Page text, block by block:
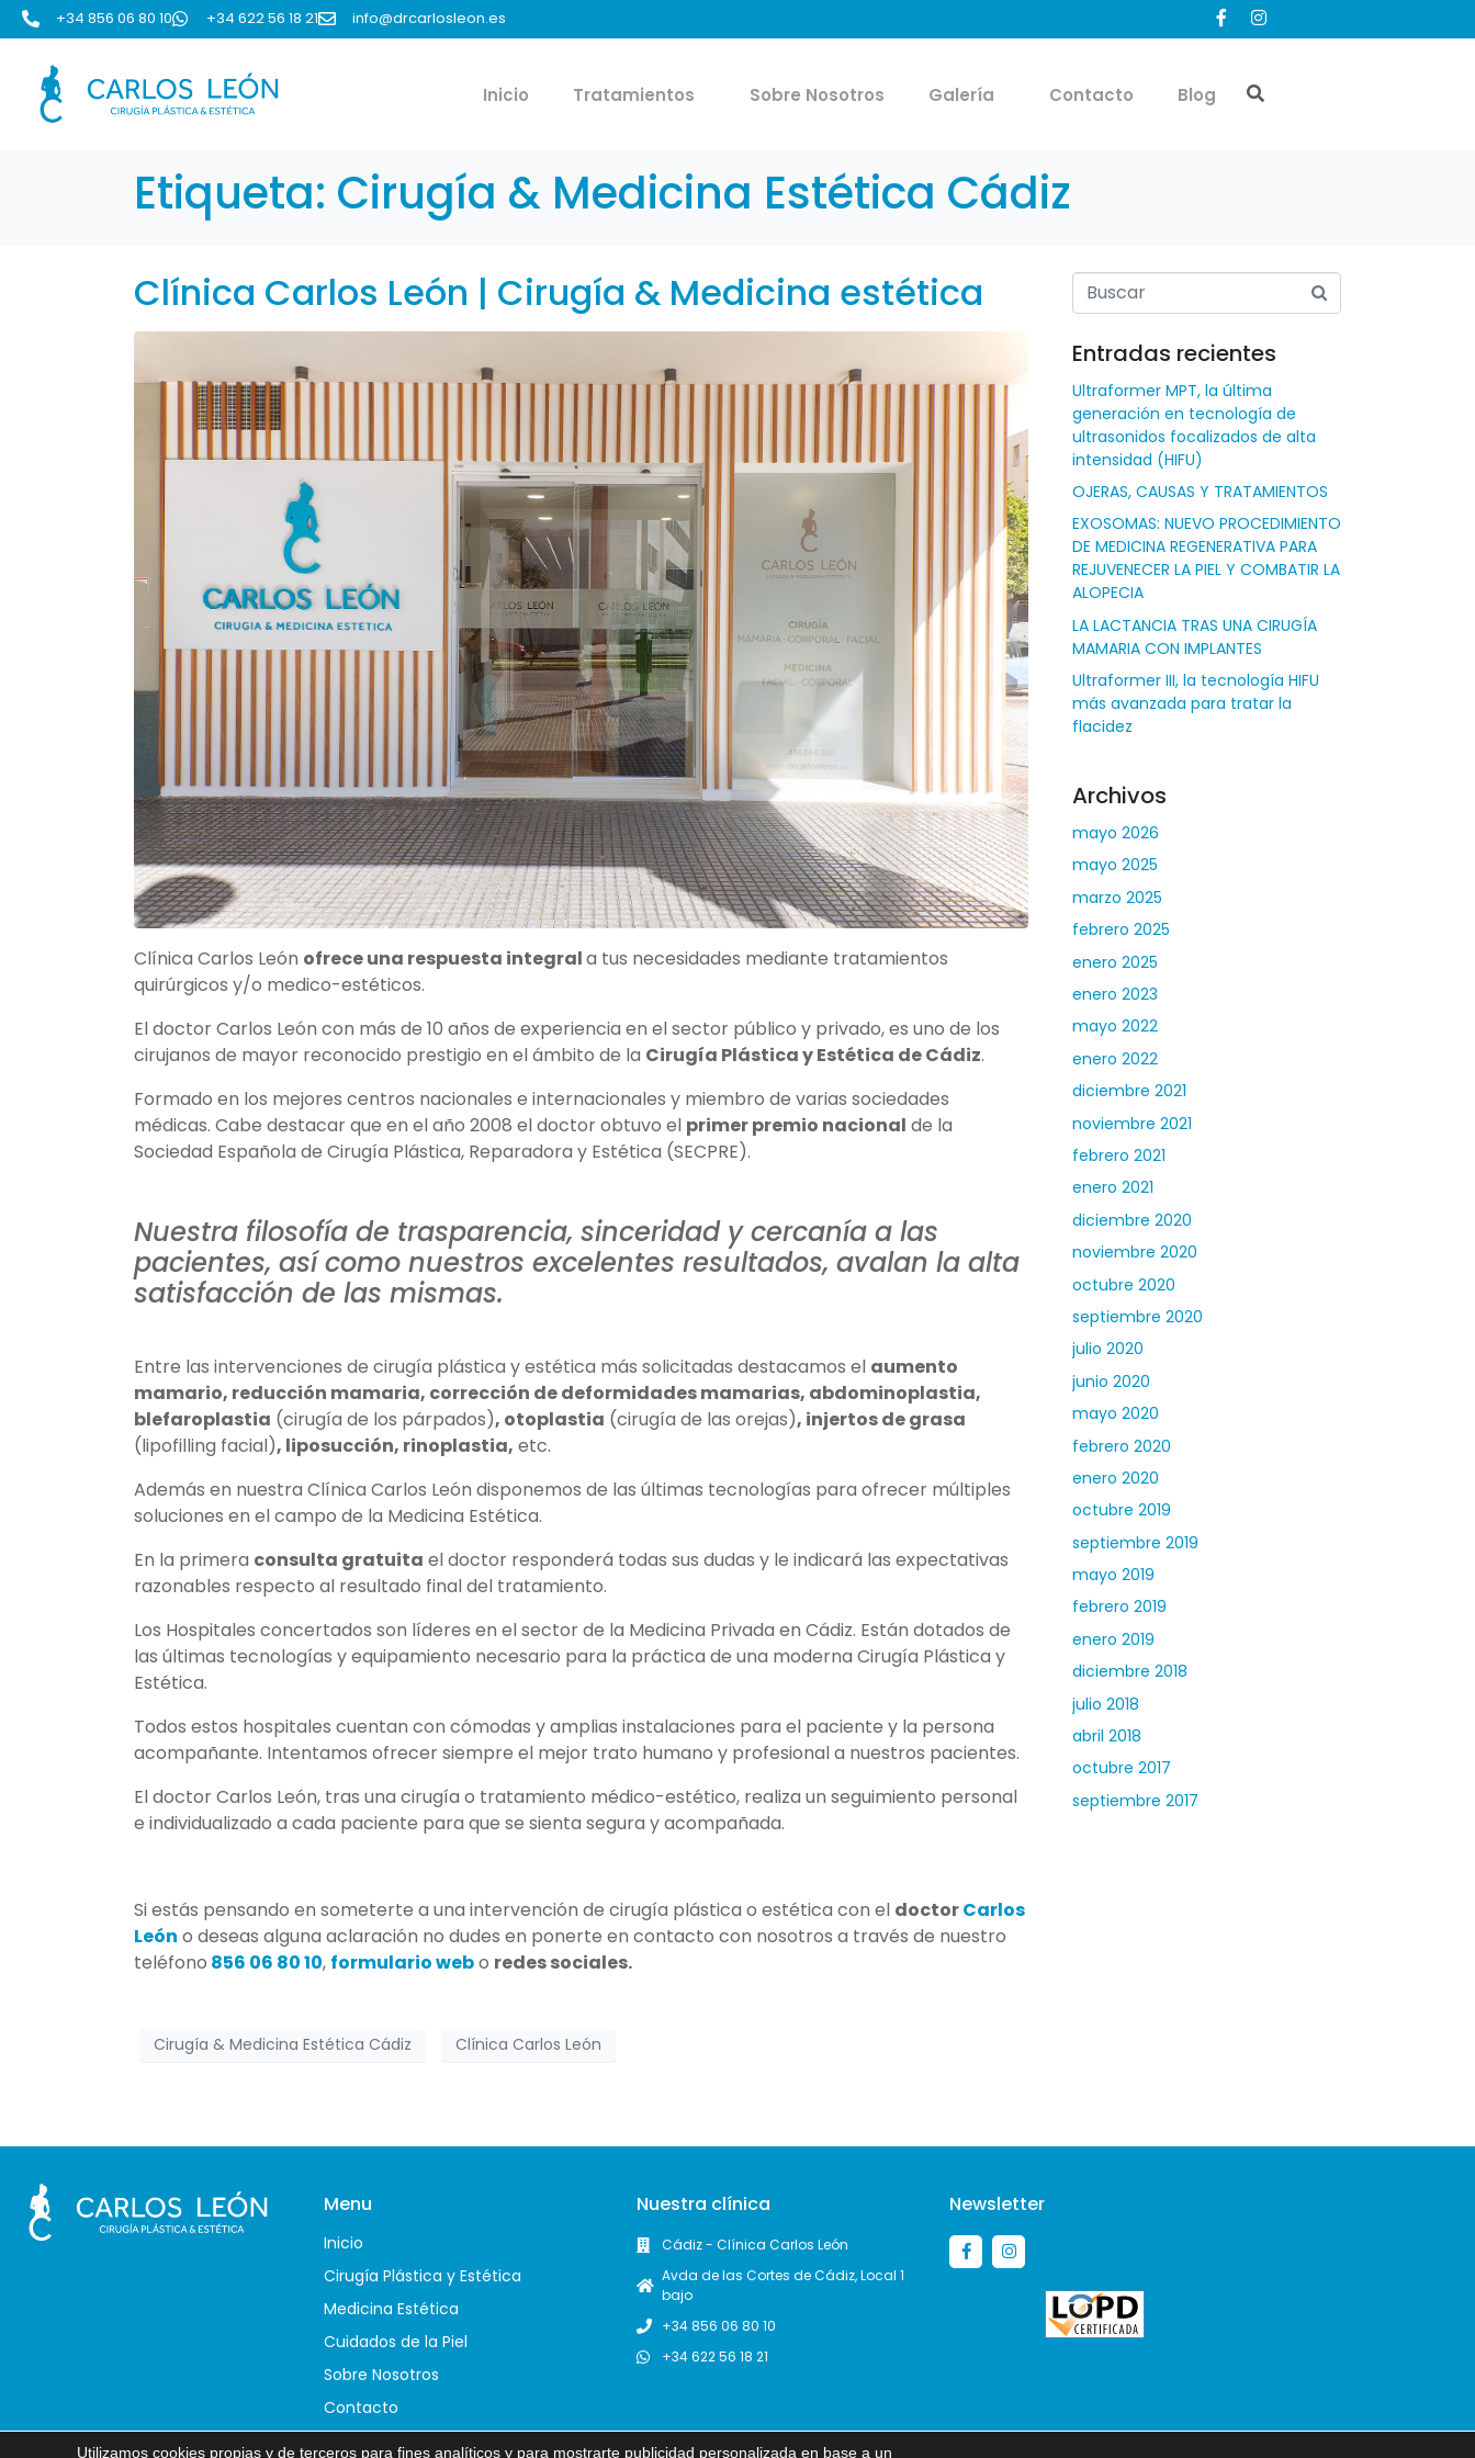
+34 856 06 80 10 +34 622 56 18 21 info@drcarlosleon.es
Inicio Tratamientos Sobre Nosotros Galería Contacto Blog
Etiqueta: Cirugía & Medicina Estética Cádiz
Clínica Carlos León | Cirugía & Medicina estética
Clínica Carlos León ofrece una respuesta integrala tus necesidades mediante tratamientos
quirúrgicos y/o medico-estéticos.
El doctor Carlos León con más de 10 años de experiencia en el sector público y privado, es uno de los
cirujanos de mayor reconocido prestigio en el ámbito de la Cirugía Plástica y Estética de Cádiz.
Formado en los mejores centros nacionales e internacionales y miembro de varias sociedades
médicas. Cabe destacar que en el año 2008 el doctor obtuvo el primer premio nacional de la
Sociedad Española de Cirugía Plástica, Reparadora y Estética (SECPRE).
Nuestra filosofía de trasparencia, sinceridad y cercanía a las
pacientes, así como nuestros excelentes resultados, avalan la alta
satisfacción de las mismas.
Entre las intervenciones de cirugía plástica y estética más solicitadas destacamos el aumento
mamario, reducción mamaria, corrección de deformidades mamarias, abdominoplastia,
blefaroplastia (cirugía de los párpados), otoplastia (cirugía de las orejas), injertos de grasa
(lipofilling facial), liposucción, rinoplastia, etc.
Además en nuestra Clínica Carlos León disponemos de las últimas tecnologías para ofrecer múltiples
soluciones en el campo de la Medicina Estética.
En la primera consulta gratuita el doctor responderá todas sus dudas y le indicará las expectativas
razonables respecto al resultado final del tratamiento.
Los Hospitales concertados son líderes en el sector de la Medicina Privada en Cádiz. Están dotados de
las últimas tecnologías y equipamiento necesario para la práctica de una moderna Cirugía Plástica y
Estética.
Todos estos hospitales cuentan con cómodas y amplias instalaciones para el paciente y la persona
acompañante. Intentamos ofrecer siempre el mejor trato humano y profesional a nuestros pacientes.
El doctor Carlos León, tras una cirugía o tratamiento médico-estético, realiza un seguimiento personal
e individualizado a cada paciente para que se sienta segura y acompañada.
Si estás pensando en someterte a una intervención de cirugía plástica o estética con el doctorCarlos
León o deseas alguna aclaración no dudes en ponerte en contacto con nosotros a través de nuestro
teléfono 856 06 80 10, formulario webo redes sociales.
Cirugía & Medicina Estética Cádiz Clínica Carlos León
Entradas recientes
Ultraformer MPT, la última
generación en tecnología de
ultrasonidos focalizados de alta
intensidad (HIFU)
OJERAS, CAUSAS Y TRATAMIENTOS
EXOSOMAS: NUEVO PROCEDIMIENTO
DE MEDICINA REGENERATIVA PARA
REJUVENECER LA PIEL Y COMBATIR LA
ALOPECIA
LA LACTANCIA TRAS UNA CIRUGÍA
MAMARIA CON IMPLANTES
Ultraformer III, la tecnología HIFU
más avanzada para tratar la
flacidez
Archivos
mayo 2026
mayo 2025
marzo 2025
febrero 2025
enero 2025
enero 2023
mayo 2022
enero 2022
diciembre 2021
noviembre 2021
febrero 2021
enero 2021
diciembre 2020
noviembre 2020
octubre 2020
septiembre 2020
julio 2020
junio 2020
mayo 2020
febrero 2020
enero 2020
octubre 2019
septiembre 2019
mayo 2019
febrero 2019
enero 2019
diciembre 2018
julio 2018
abril 2018
octubre 2017
septiembre 2017
Menu
Inicio
Cirugía Plástica y Estética
Medicina Estética
Cuidados de la Piel
Sobre Nosotros
Contacto
Nuestra clínica
Cádiz - Clínica Carlos León
Avda de las Cortes de Cádiz, Local 1
bajo
+34 856 06 80 10
+34 622 56 18 21
Newsletter
Utilizamos cookies propias y de terceros para fines analíticos y para mostrarte publicidad personalizada en base a un